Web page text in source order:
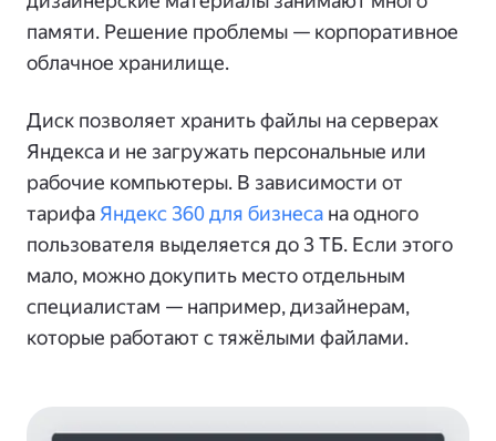
памяти. Решение проблемы — корпоративное
облачное хранилище.
Диск позволяет хранить файлы на серверах
Яндекса и не загружать персональные или
рабочие компьютеры. В зависимости от
тарифа Яндекс 360 для бизнеса на одного
пользователя выделяется до 3 ТБ. Если этого
мало, можно докупить место отдельным
специалистам — например, дизайнерам,
которые работают с тяжёлыми файлами.